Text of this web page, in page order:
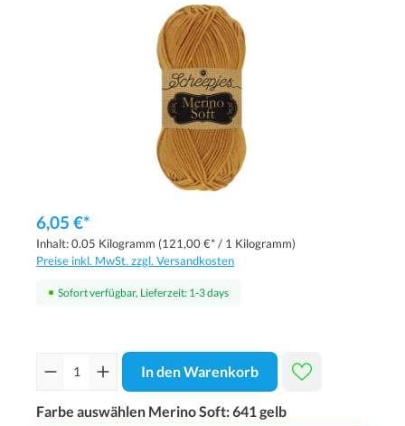
6,05 €*
Inhalt:0.05 Kilogramm (121,00 €* / 1 Kilogramm)
Preise inkl. MwSt. zzgl. Versandkosten
Sofort verfügbar, Lieferzeit: 1-3 days
In den Warenkorb
Farbe auswählen Merino Soft:641 gelb